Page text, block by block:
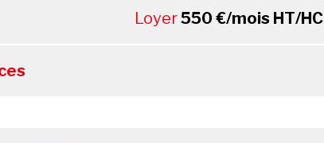
Loyer550 €/mois HT/HC